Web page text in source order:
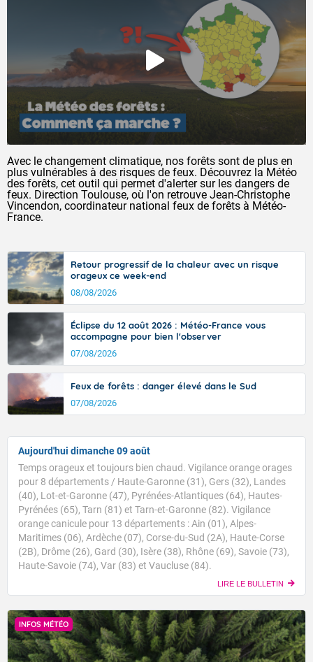
Avec le changement climatique, nos forêts sont de plus en
plus vulnérables à des risques de feux. Découvrez la Météo
des forêts, cet outil qui permet d'alerter sur les dangers de
feux. Direction Toulouse, où l'on retrouve Jean-Christophe
Vincendon, coordinateur national feux de forêts à Météo-
France.
Retour progressif de la chaleur avec un risque
orageux ce week-end
08/08/2026
Éclipse du 12 août 2026 : Météo-France vous
accompagne pour bien l'observer
07/08/2026
Feux de forêts : danger élevé dans le Sud
07/08/2026
Aujourd'hui dimanche 09 août
Temps orageux et toujours bien chaud. Vigilance orange orages
pour 8 départements / Haute-Garonne (31), Gers (32), Landes
(40), Lot-et-Garonne (47), Pyrénées-Atlantiques (64), Hautes-
Pyrénées (65), Tarn (81) et Tarn-et-Garonne (82). Vigilance
orange canicule pour 13 départements : Ain (01), Alpes-
Maritimes (06), Ardèche (07), Corse-du-Sud (2A), Haute-Corse
(2B), Drôme (26), Gard (30), Isère (38), Rhône (69), Savoie (73),
Haute-Savoie (74), Var (83) et Vaucluse (84).
LIRE LE BULLETIN
INFOS MÉTÉO